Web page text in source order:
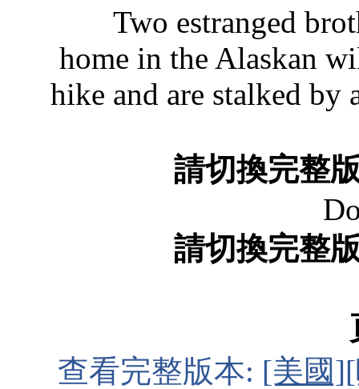
Two estranged
home in the Alaskan
hike and are stalked
請切換完整
請切換完整
查看完整版本: [美國